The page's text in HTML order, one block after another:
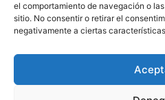
el comportamiento de navegación o
sitio. No consentir o retirar el
negativamente a ciertas
CONTACTA CON NOSOTROS